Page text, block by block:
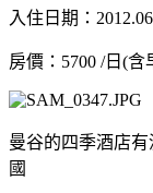
入住日期：
房價：5700 /日(含
曼谷的四季酒店
國